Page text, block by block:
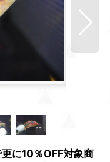
更に10％OFF対象商